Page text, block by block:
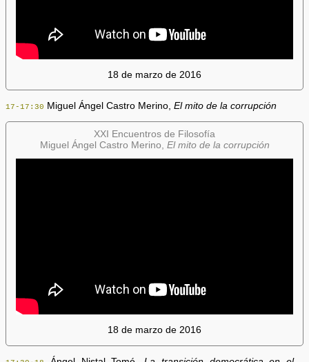
18 de marzo de 2016
17-17:30 Miguel Ángel Castro Merino,El mito de la corrupción
XXI Encuentros de Filosofía
Miguel Ángel Castro Merino, El mito de la corrupción
18 de marzo de 2016